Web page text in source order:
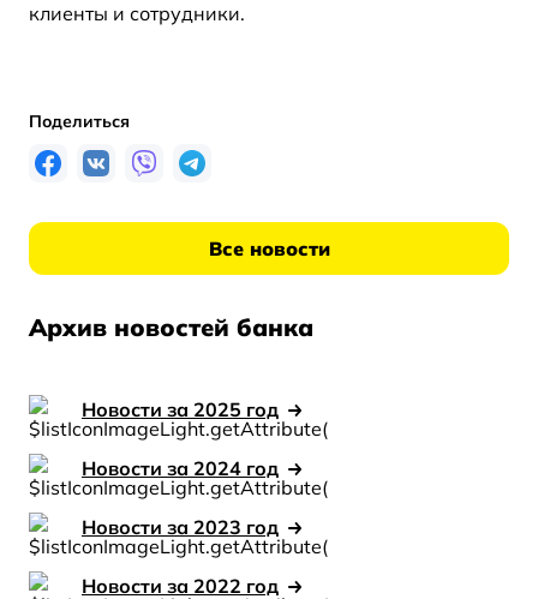
клиенты и сотрудники.
Поделиться
Все новости
Архив новостей банка
Новости за 2025 год
Новости за 2024 год
Новости за 2023 год
Новости за 2022 год